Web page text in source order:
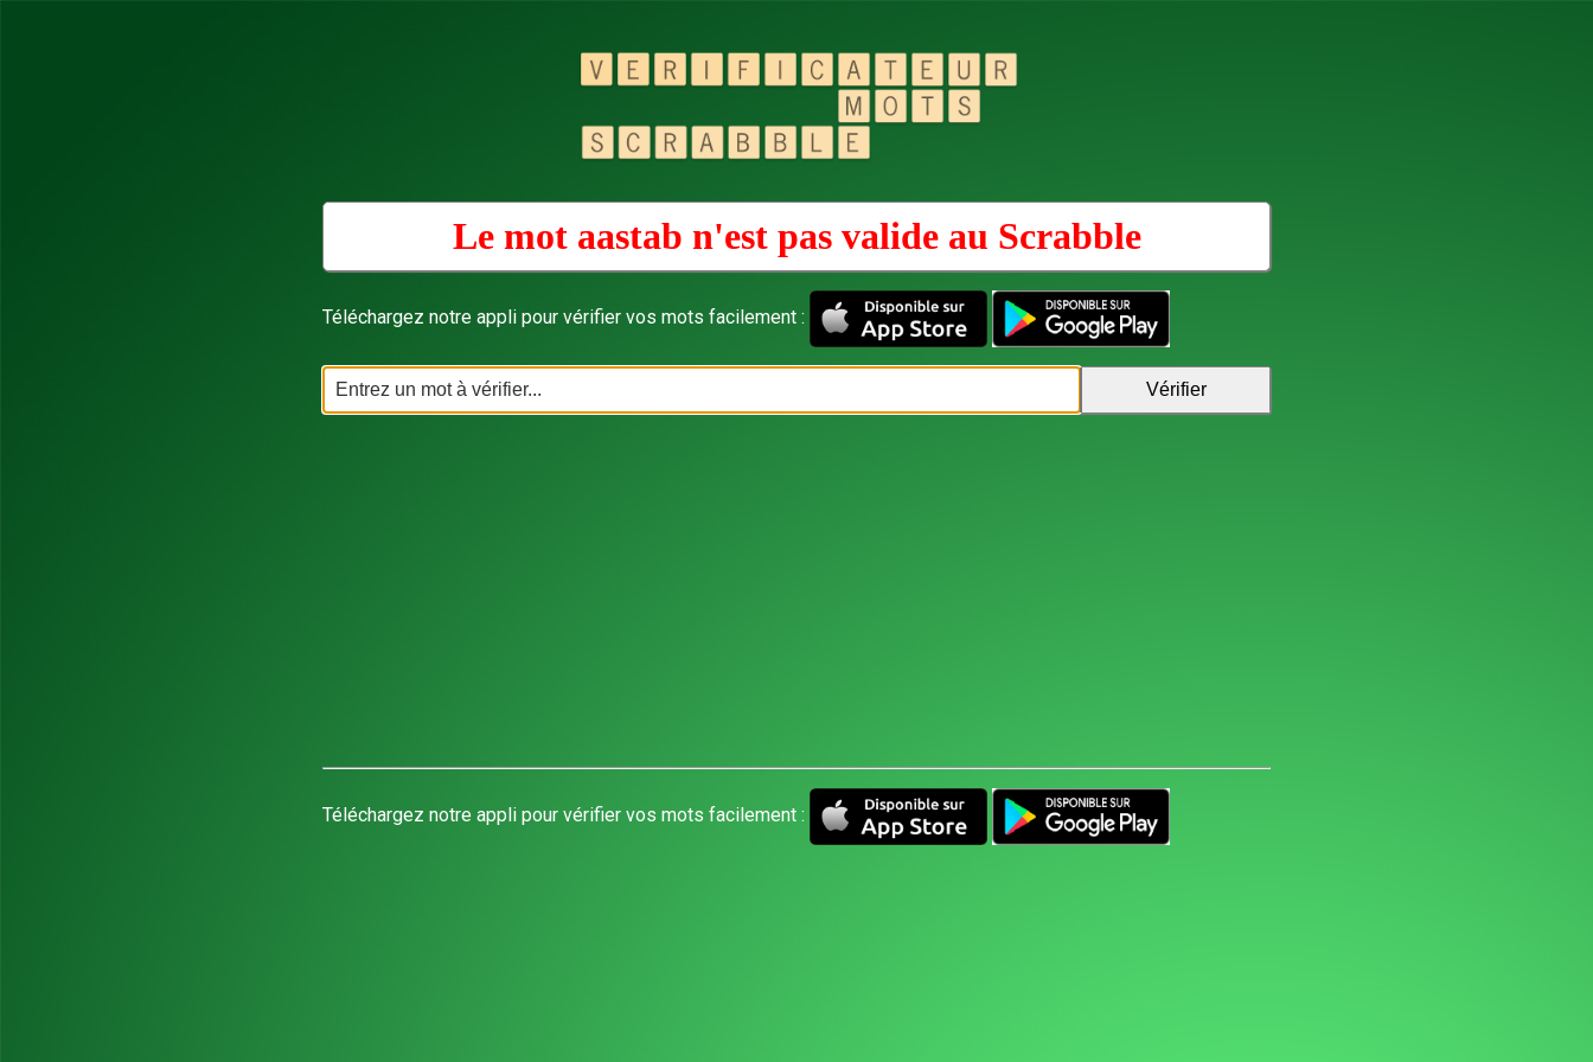
Le mot aastab n'est pas valide au Scrabble
Téléchargez notre appli pour vérifier vos mots facilement :
Téléchargez notre appli pour vérifier vos mots facilement :